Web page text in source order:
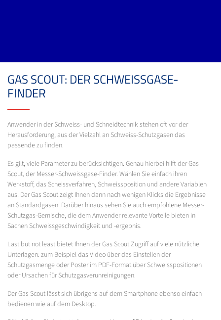
GAS SCOUT: DER SCHWEISSGASE-
FINDER
Anwender in der Schweiss- und Schneidtechnik stehen oft vor der
Herausforderung, aus der Vielzahl an Schweiss-Schutzgasen das
passende zu finden.
Es gilt, viele Parameter zu berücksichtigen. Genau hierbei hilft der Gas
Scout, der Messer-Schweissgase-Finder. Wählen Sie einfach ihren
Werkstoff, das Scheissverfahren, Schweissposition und andere Variablen
aus. Der Gas Scout zeigt Ihnen dann nach wenigen Klicks die Ergebnisse
an Standardgasen. Darüber hinaus sehen Sie auch empfohlene Messer-
Schutzgas-Gemische, die dem Anwender relevante Vorteile bieten in
Sachen Schweissgeschwindigkeit und -ergebnis.
Last but not least bietet Ihnen der Gas Scout Zugriff auf viele nützliche
Unterlagen: zum Beispiel das Video über das Einstellen der
Schutzgasmenge oder Poster im PDF-Format über Schweisspositionen
oder Ursachen für Schutzgasverunreinigungen.
Der Gas Scout lässt sich übrigens auf dem Smartphone ebenso einfach
bedienen wie auf dem Desktop.